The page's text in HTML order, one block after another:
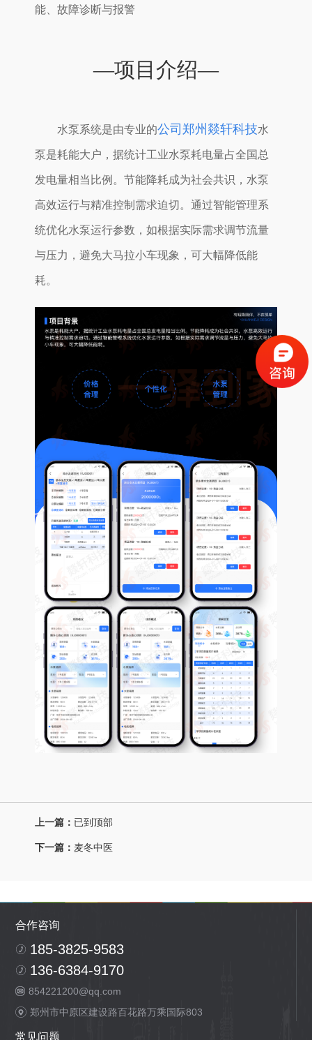
能、故障诊断与报警
—项目介绍—
水泵系统是由专业的公司郑州燚轩科技水
泵是耗能大户，据统计工业水泵耗电量占全国总
发电量相当比例。节能降耗成为社会共识，水泵
高效运行与精准控制需求迫切。通过智能管理系
统优化水泵运行参数，如根据实际需求调节流量
与压力，避免大马拉小车现象，可大幅降低能
耗。
上一篇： 已到顶部
下一篇： 麦冬中医
合作咨询
185-3825-9583
136-6384-9170
854221200@qq.com
郑州市中原区建设路百花路万乘国际803
常见问题